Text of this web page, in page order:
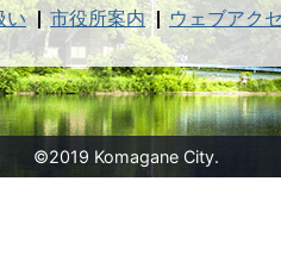
い 市役所案内 ウェブアク
©2019 Komagane City.